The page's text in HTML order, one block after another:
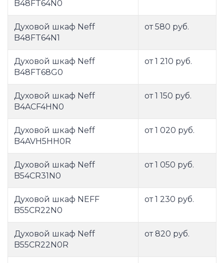
B48FT64N0
Духовой шкаф Neff
B48FT64N1
от 580 руб.
Духовой шкаф Neff
B48FT68G0
от 1 210 руб.
Духовой шкаф Neff
B4ACF4HN0
от 1 150 руб.
Духовой шкаф Neff
B4AVH5HH0R
от 1 020 руб.
Духовой шкаф Neff
B54CR31N0
от 1 050 руб.
Духовой шкаф NEFF
B55CR22N0
от 1 230 руб.
Духовой шкаф Neff
B55CR22N0R
от 820 руб.